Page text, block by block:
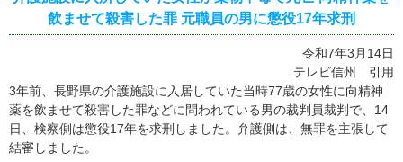
飲ませて殺害した罪 元職員の男に懲役17年求刑
令和7年3月14日
テレビ信州 引用
3年前、長野県の介護施設に入居していた当時77歳の女性に向精神
薬を飲ませて殺害した罪などに問われている男の裁判員裁判で、14
日、検察側は懲役17年を求刑しました。弁護側は、無罪を主張して
結審しました。